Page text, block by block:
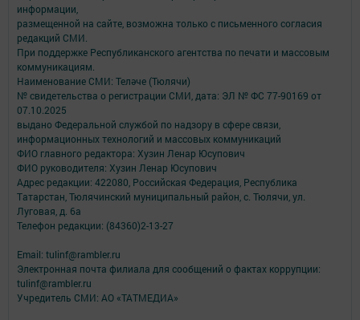
информации,
размещенной на сайте, возможна только с письменного согласия
редакций СМИ.
При поддержке Республиканского агентства по печати и массовым
коммуникациям.
Наименование СМИ: Теләче (Тюлячи)
№ свидетельства о регистрации СМИ, дата: ЭЛ № ФС 77-90169 от
07.10.2025
выдано Федеральной службой по надзору в сфере связи,
информационных технологий и массовых коммуникаций
ФИО главного редактора: Хузин Ленар Юсупович
ФИО руководителя: Хузин Ленар Юсупович
Адрес редакции: 422080, Российская Федерация, Республика
Татарстан, Тюлячинский муниципальный район, с. Тюлячи, ул.
Луговая, д. 6а
Телефон редакции: (84360)2-⁠13-⁠27
Email: tulinf@rambler.ru
Электронная почта филиала для сообщений о фактах коррупции:
tulinf@rambler.ru
Учредитель СМИ: АО «ТАТМЕДИА»